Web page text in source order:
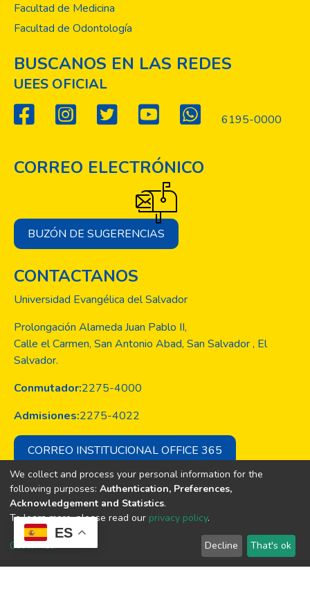
ES
Facultad de Medicina
Facultad de Odontología
BUSCANOS EN LAS REDES
UEES OFICIAL
6195-0000
CORREO ELECTRÓNICO
BUZÓN DE SUGERENCIAS
CONTACTANOS
Universidad Evangélica del Salvador
Prolongación Alameda Juan Pablo II,
Calle el Carmen, San Antonio Abad, San Salvador , El
Salvador.
Conmutador:2275-4000
Admisiones:2275-4022
CORREO INSTITUCIONAL OFFICE 365
Copyright © Todos los derechos son
de la Universidad Evangélica de El
We collect and process your personal information for the
following purposes: Authentication, Preferences,
Acknowledgement and Statistics.
To learn more, please read our privacy policy.
Customize Decline That's ok